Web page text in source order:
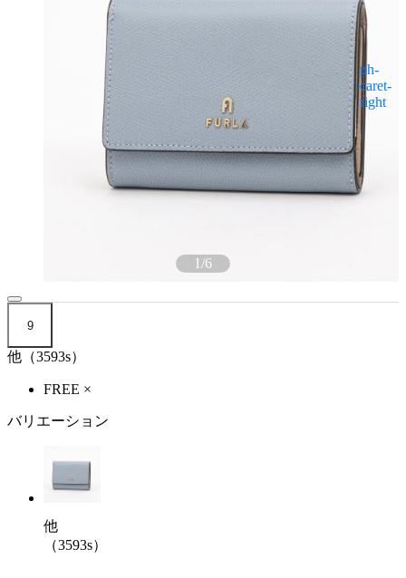
1/6
9
他（3593s）
FREE ×
バリエーション
他
（3593s）